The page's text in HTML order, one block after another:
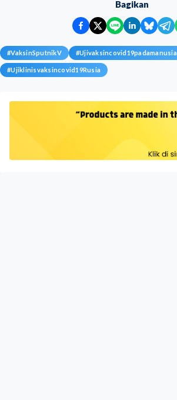
Bagikan
#VaksinSputnikV #Ujivaksincovid19padamanusia
#Ujiklinisvaksincovid19Rusia